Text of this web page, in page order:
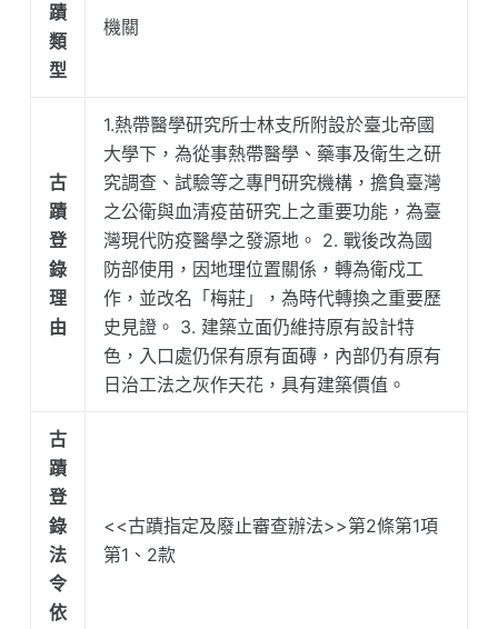
蹟
類
型
機關
古
蹟
登
錄
理
由
1.熱帶醫學研究所士林支所附設於臺北帝國
大學下，為從事熱帶醫學、藥事及衛生之研
究調查、試驗等之專門研究機構，擔負臺灣
之公衛與血清疫苗研究上之重要功能，為臺
灣現代防疫醫學之發源地。 2. 戰後改為國
防部使用，因地理位置關係，轉為衛戍工
作，並改名「梅莊」，為時代轉換之重要歷
史見證。 3. 建築立面仍維持原有設計特
色，入口處仍保有原有面磚，內部仍有原有
日治工法之灰作天花，具有建築價值。
古
蹟
登
錄
法
令
依
<<古蹟指定及廢止審查辦法>>第2條第1項
第1、2款